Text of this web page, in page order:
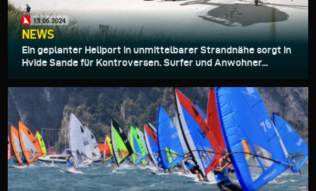
13.06.2024
NEWS
Ein geplanter Heliport in unmittelbarer Strandnähe sorgt in
Hvide Sande für Kontroversen. Surfer und Anwohner...